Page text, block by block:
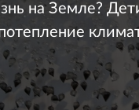
на Земле?